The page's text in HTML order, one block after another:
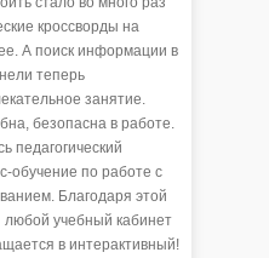
кроссворды на
А поиск информации в
теперь
занятие.
безопасна в работе.
педагогический
обучение по работе с
Благодаря этой
любой учебный кабинет
в интерактивный!